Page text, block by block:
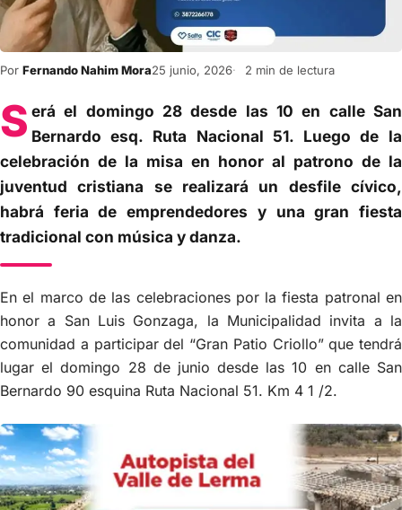
Por Fernando Nahim Mora25 junio, 2026 2 min de lectura
S erá el domingo 28 desde las 10 en calle San
Bernardo esq. Ruta Nacional 51. Luego de la
celebración de la misa en honor al patrono de la
juventud cristiana se realizará un desfile cívico,
habrá feria de emprendedores y una gran fiesta
tradicional con música y danza.
En el marco de las celebraciones por la fiesta patronal en
honor a San Luis Gonzaga, la Municipalidad invita a la
comunidad a participar del “Gran Patio Criollo” que tendrá
lugar el domingo 28 de junio desde las 10 en calle San
Bernardo 90 esquina Ruta Nacional 51. Km 4 1 /2.